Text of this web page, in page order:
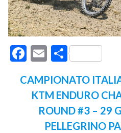
Facebook
Email
CAMPIONATO
KTM ENDURO
ROUND #3 – 29
PELLEGRINO